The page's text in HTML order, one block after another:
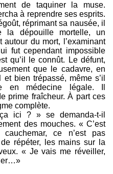
de taquiner la muse.
à reprendre ses esprits.
réprimant sa nausée, il
la dépouille mortelle, un
du mort, l’examinant
fut cependant impossible
qu’il le connût. Le défunt,
que le cadavre, en
bien trépassé, même s’il
en médecine légale. Il
prime fraîcheur. À part ces
complète.
ici ? » se demanda-t-il
des mouches. « C’est
ce n’est pas
répéter, les mains sur la
« Je vais me réveiller,